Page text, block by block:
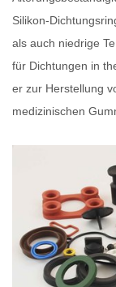
Silikon-
als auch niedrige
für Dichtungen in
er zur Herstellung
medizinischen